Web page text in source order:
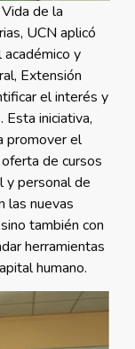
de la
UCN aplicó
y
Extensión
el interés y
iniciativa,
promover el
de cursos
y personal de
las nuevas
también con
herramientas
humano.